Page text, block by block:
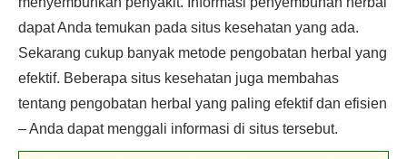
dapat Anda temukan pada situs kesehatan yang ada.
Sekarang cukup banyak metode pengobatan herbal yang
efektif. Beberapa situs kesehatan juga membahas
tentang pengobatan herbal yang paling efektif dan efisien
– Anda dapat menggali informasi di situs tersebut.